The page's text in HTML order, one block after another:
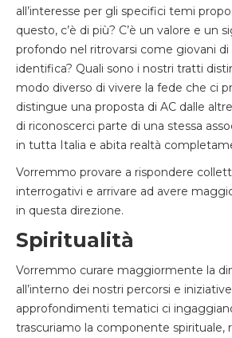
all’interesse per gli specifici temi
questo, c’è di più? C’è un valore e un
profondo nel ritrovarsi come giovani di
identifica? Quali sono i nostri tratti
modo diverso di vivere la fede che ci
distingue una proposta di AC dalle
di riconoscerci parte di una stessa
in tutta Italia e abita realtà
Vorremmo provare a rispondere
interrogativi e arrivare ad avere
in questa direzione.
Spiritualità
Vorremmo curare maggiormente la
all’interno dei nostri percorsi e
approfondimenti tematici ci
trascuriamo la componente spirituale,